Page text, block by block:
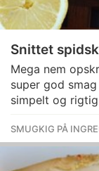
Snittet
Mega nem
super god
simpelt og
SMUGKIG PÅ